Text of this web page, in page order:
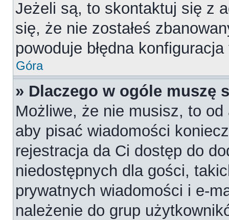
Jeżeli są, to skontaktuj się z
się, że nie zostałeś
powoduje błędna
Góra
» Dlaczego w ogóle muszę
Możliwe, że nie musisz, to
aby pisać wiadomości
rejestracja da Ci dostęp do
niedostępnych dla gości,
prywatnych wiadomości i e-
należenie do grup